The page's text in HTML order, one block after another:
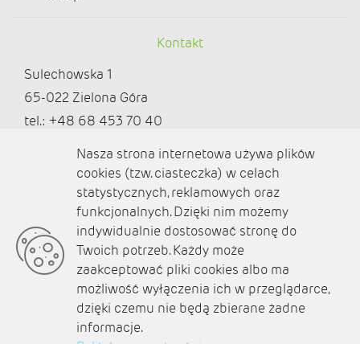
Kontakt
Sulechowska 1
65-022 Zielona Góra
tel.: +48 68 453 70 40
redakcja@ziemialubuska.pl |
marketing@ziemialubuska.pl
Media społecznościowe
O nas
Kontakt
Nasza strona internetowa używa plików
cookies (tzw. ciasteczka) w celach
statystycznych, reklamowych oraz
funkcjonalnych. Dzięki nim możemy
indywidualnie dostosować stronę do
Twoich potrzeb. Każdy może
zaakceptować pliki cookies albo ma
możliwość wyłączenia ich w przeglądarce,
dzięki czemu nie będą zbierane żadne
informacje.